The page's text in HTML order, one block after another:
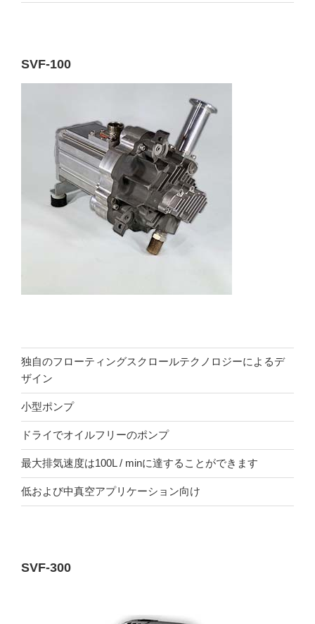
SVF-100
独自のフローティングスクロールテクノロジーによるデ
ザイン
小型ポンプ
ドライでオイルフリーのポンプ
最大排気速度は100L / minに達することができます
低および中真空アプリケーション向け
SVF-300